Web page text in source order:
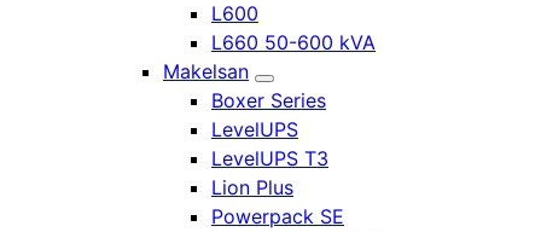
L600
L660 50-600 kVA
Makelsan
Boxer Series
LevelUPS
LevelUPS T3
Lion Plus
Powerpack SE